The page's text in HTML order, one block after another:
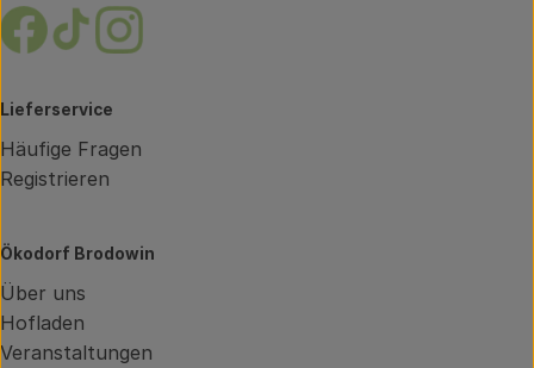
Externer Link zu https://www.facebook.com/
Externer Link zu https://www.tiktok.com/
Externer Link zu https://
Lieferservice
Häufige Fragen
Registrieren
Ökodorf Brodowin
Über uns
Hofladen
Veranstaltungen